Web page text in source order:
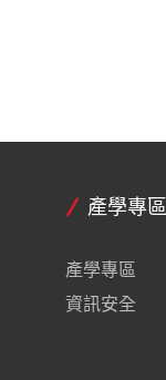
產學專區
產學專區
資訊安全